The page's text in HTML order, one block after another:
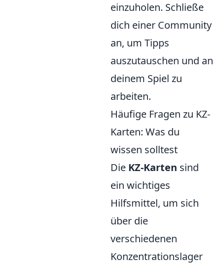
einzuholen. Schließe
dich einer Community
an, um Tipps
auszutauschen und an
deinem Spiel zu
arbeiten.
Häufige Fragen zu KZ-
Karten: Was du
wissen solltest
Die KZ-Karten sind
ein wichtiges
Hilfsmittel, um sich
über die
verschiedenen
Konzentrationslager